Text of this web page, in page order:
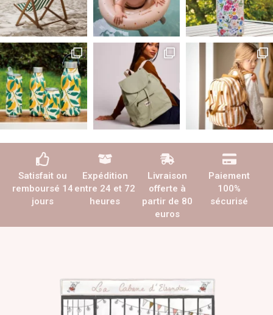
Satisfait ou
remboursé 14
jours
Expédition
entre 24 et 72
heures
Livraison
offerte à
partir de 80
euros
Paiement
100%
sécurisé